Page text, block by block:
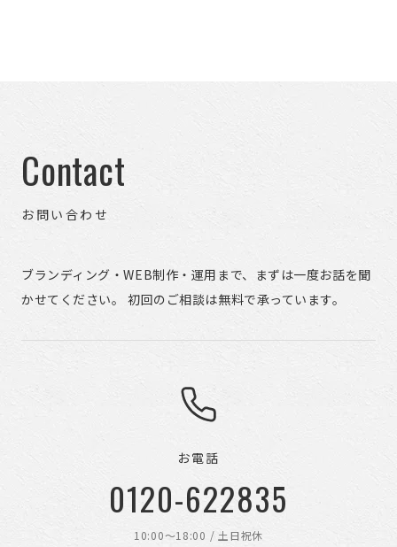
Contact
お問い合わせ
ブランディング・WEB制作・運用まで、まずは一度お話を聞
かせてください。 初回のご相談は無料で承っています。
お電話
0120-622835
10:00〜18:00 / 土日祝休